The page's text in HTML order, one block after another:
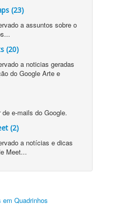
(23)
a assuntos sobre o
(20)
a noticias geradas
do Google Arte e
de e-mails do Google.
(2)
a notícias e dicas
Meet...